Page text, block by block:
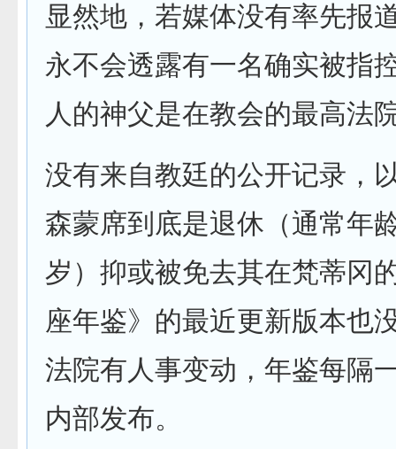
显然地，若媒体没有率先报
永不会透露有一名确实被指
人的神父是在教会的最高法
没有来自教廷的公开记录，
森蒙席到底是退休（通常年
岁）抑或被免去其在梵蒂冈
座年鉴》的最近更新版本也
法院有人事变动，年鉴每隔
内部发布。